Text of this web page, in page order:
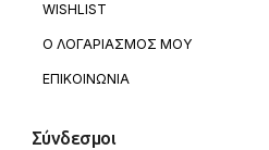
WISHLIST
Ο ΛΟΓΑΡΙΑΣΜΟΣ ΜΟΥ
ΕΠΙΚΟΙΝΩΝΙΑ
Σύνδεσμοι